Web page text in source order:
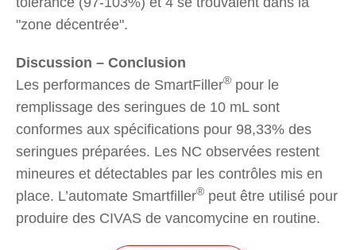
"zone décentrée".
Discussion – Conclusion
Les performances de SmartFiller® pour le
remplissage des seringues de 10 mL sont
conformes aux spécifications pour 98,33% des
seringues préparées. Les NC observées restent
mineures et détectables par les contrôles mis en
place. L’automate Smartfiller® peut être utilisé pour
produire des CIVAS de vancomycine en routine.